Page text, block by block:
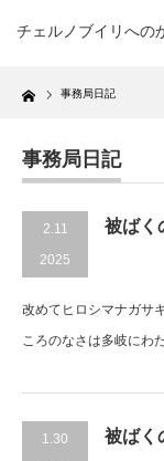
チェルノブイリへの
Home 事務局日記
事務局日記
2.11
2025
被ばく
改めてヒロシマナガサ
ころのなさは多岐にわ
1.30
被ば